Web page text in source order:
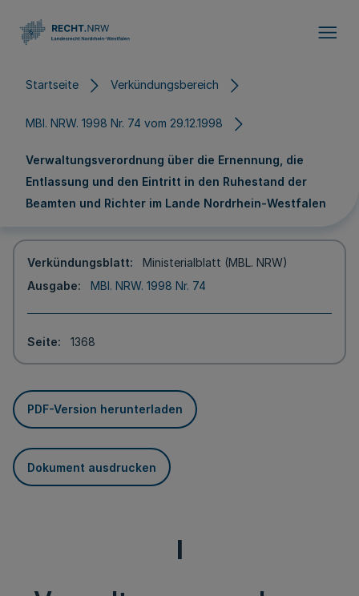
Startseite Verkündungsbereich
MBl. NRW. 1998 Nr. 74 vom 29.12.1998
Verwaltungsverordnung über die Ernennung, die
Entlassung und den Eintritt in den Ruhestand der
Beamten und Richter im Lande Nordrhein-Westfalen
Verkündungsblatt
Ministerialblatt (MBL. NRW)
Ausgabe
MBl. NRW. 1998 Nr. 74
Seite 1368
PDF-Version herunterladen
Dokument ausdrucken
I